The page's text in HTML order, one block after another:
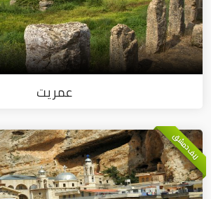
عمريت
ريف دمشق